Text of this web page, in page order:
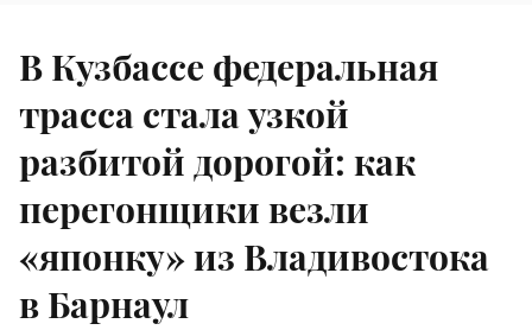
В Кузбассе федеральная
трасса стала узкой
разбитой дорогой: как
перегонщики везли
«японку» из Владивостока
в Барнаул